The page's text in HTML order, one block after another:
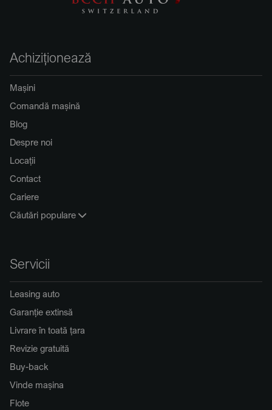
Achiziționează
Mașini
Comandă mașină
Blog
Despre noi
Locații
Contact
Cariere
Căutări populare
Servicii
Leasing auto
Garanție extinsă
Livrare în toată țara
Revizie gratuită
Buy-back
Vinde mașina
Flote